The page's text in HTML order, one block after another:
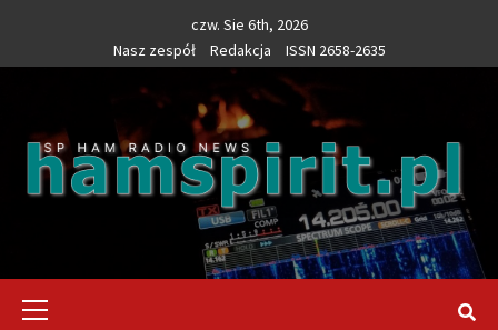
content
czw. Sie 6th, 2026
Nasz zespół
Redakcja ISSN 2658-2635